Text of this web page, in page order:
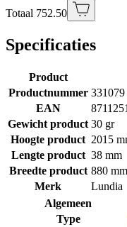
Totaal 752.50
Specificaties
Product
Productnummer 331079
EAN
Gewicht product 30 gr
Hoogte product 2015
Lengte product 38 mm
Breedte product 880 mm
Merk
Lundia
Algemeen
Type